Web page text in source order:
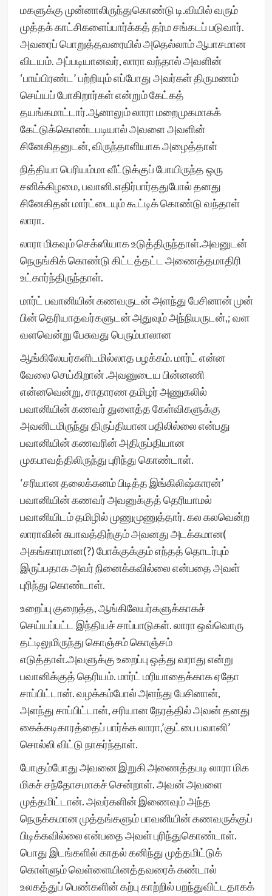
மகளுக்கு முன்னாலிருந்துகொண்டு டி.வியில் வரும்
முத்தக் காட்சிகளைப்பார்க்கத் தர்ம சங்கடப் படுவார்.
அவரைப் பொறுத்தவரையில் அதெல்லாம் ஆபாசமான
விடயம். அப்படியானவர், லாரா வந்தால் அவளின்
‘பாய்பிரண்ட’ பற்றியும் எப்போது அவர்கள் திருமணம்
செய்யப் போகிறார்கள் என்றும் கேட்கத்
தயங்கமாட்டார்.ஆனாலும் லாரா மறைமுகமாகக்
கேட்டுக்கொண்டபடியால் அவளை அவளின்
சினேகிதனுடன், விருந்தாளியாக அழைத்தாள்
நித்தியா பெரியம்மா வீட்டுக்குப் போயிருந்த ஒரு
சனிக்கிழமை, பவானி.எதிர்பார்ததுபோல் தனது
சினேகிதன் மார்ட்டையும் கூட்டிக் கொண்டு வந்தாள்
லாரா.
லாரா மிகவும் செக்ஸியாக உடுத்திருந்தாள்.அவனுடன்
நெருங்கிக் கொண்டு கிட்டத்தட்ட அணைத்தமாதிரி
உட்கார்ந்திருந்தாள்.
மார்ட் பவானியின் கணவருடன் அளந்து பேசினான் முன்
பின் தெரியாதவர்களுடன் அதுவும் அந்நியருடன்,; வள
வளவென்று பேசுவது பெரும்பாலான
ஆங்கிலேயர்களிடமில்லாத பழக்கம். மார்ட் என்ன
வேலை செய்கிறான் .அவனுடைய பின்னணி
என்னவென்று, சாதாரண தமிழர் அணுகலில்
பவானியின் கணவர் துளைத்த கேள்விகளுக்கு
அவனிடமிருந்து திருப்தியான பதிலில்லை என்பது
பவானியின் கணவரின் அதிருப்தியான
முகபாவத்திலிருந்து புரிந்து கொண்டாள்.
‘சரியான தலைக்கனம் பிடித்த இங்கிலிஷ்காரன்’
பவானியின் கணவர் அவனுக்குத் தெரியாமல்
பவானியிடம் தமிழில் முணுமுணுத்தார். கல கலவென்ற
லாராவின் சுபாவத்திற்கும் அவனது அடக்கமான(
அகங்காரமான(?) போக்குக்கும் எந்தத் தொடர்பும்
இருப்பதாக அவர் நினைக்கவில்லை என்பதை அவள்
புரிந்து கொண்டாள்.
உறைப்பு குறைத்த, ஆங்கிலேயர்களுக்காகச்
செய்யப்பட்ட இந்தியச் சாப்பாடுகள். லாரா ஒவ்வொரு
தட்டிலுமிருந்து கொஞ்சம் கொஞ்சம்
எடுத்தாள்.அவளுக்கு உறைப்பு ஒத்து வராது என்று
பவானிக்குத் தெரியம். மார்ட் மரியாதைக்காக ஏதோ
சாப்பிட்டான். வழக்கம்போல் அளந்து பேசினான்,
அளந்து சாப்பிட்டான், சரியான நேரத்தில் அவன் தனது
கைக்கடிகாரத்தைப் பார்க்க லாரா,’குட்பை பவானி’
சொல்லி விட்டு நாகர்ந்தாள்.
போகும்போது அவனை இறுகி அணைத்தபடி லாரா மிக
மிகச் சந்தோசமாகச் சென்றாள். அவன் அவளை
முத்தமிட்டான். அவர்களின் இணைவும் அந்த
நெருக்கமான முத்தங்களும் பாவனியின் கணவருக்குப்
பிடிக்கவில்லை என்பதை அவள் புரிந்துகொண்டாள்.
பொது இடங்களில் காதல் கனிந்து முத்தமிட்டுக்
கொள்ளும் வெள்ளையினத்தவரைக் கண்டால்
உலகத்துப் பெண்களின் கற்பு காற்றில் பறந்துவிட்டதாகக்